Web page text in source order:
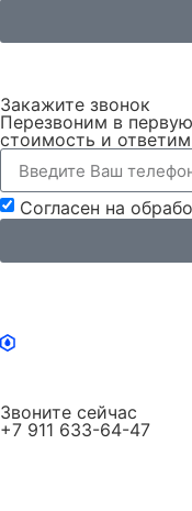
Закажите звонок
Перезвоним в
стоимость и
Согласен на
Звоните сейчас
+7 911 633-64-47